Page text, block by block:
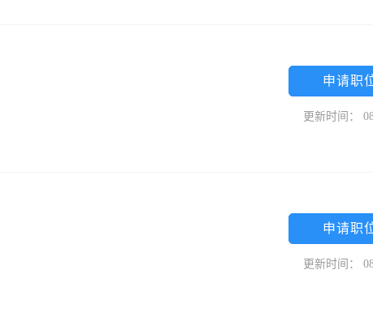
申请职
更新时间：
申请职
更新时间：